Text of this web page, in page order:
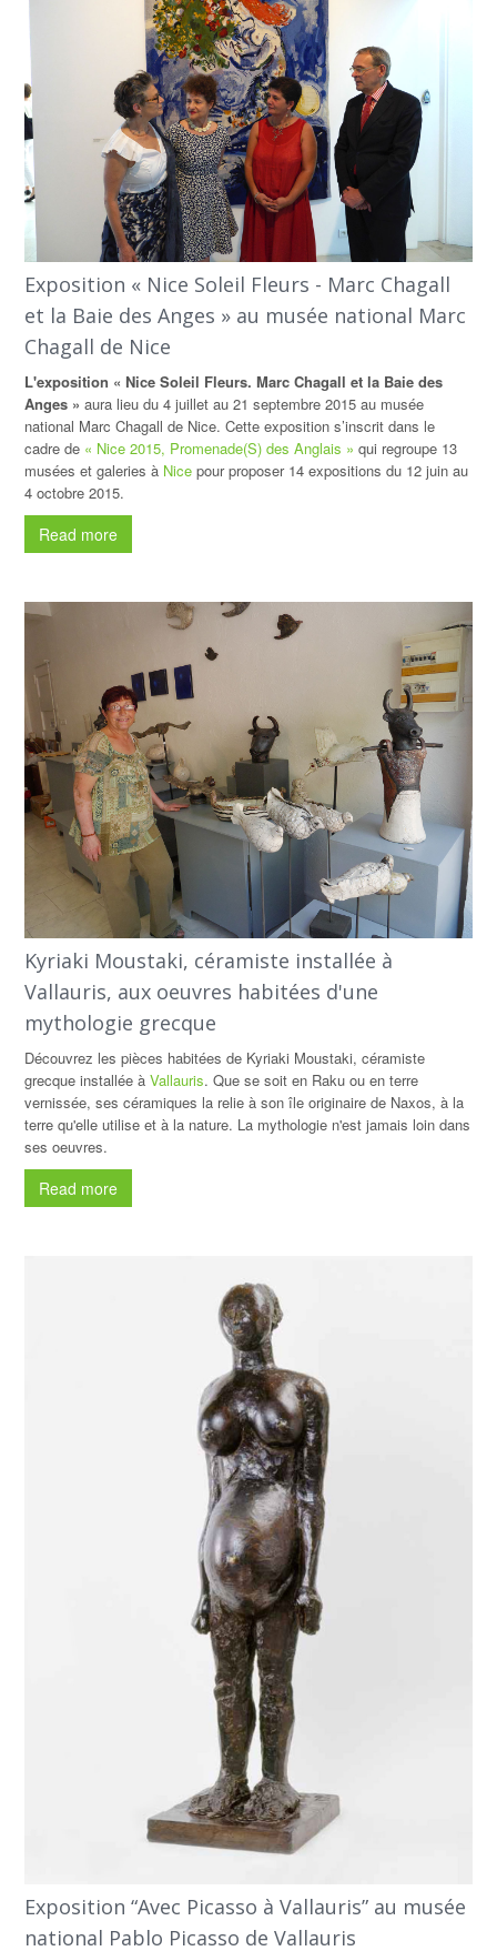
Exposition « Nice Soleil Fleurs - Marc Chagall
et la Baie des Anges » au musée national Marc
Chagall de Nice
L'exposition « Nice Soleil Fleurs. Marc Chagall et la Baie des
Anges » aura lieu du 4 juillet au 21 septembre 2015 au musée
national Marc Chagall de Nice. Cette exposition s’inscrit dans le
cadre de « Nice 2015, Promenade(S) des Anglais » qui regroupe 13
musées et galeries à Nice pour proposer 14 expositions du 12 juin au
4 octobre 2015.
Read more
Kyriaki Moustaki, céramiste installée à
Vallauris, aux oeuvres habitées d'une
mythologie grecque
Découvrez les pièces habitées de Kyriaki Moustaki, céramiste
grecque installée à Vallauris. Que se soit en Raku ou en terre
vernissée, ses céramiques la relie à son île originaire de Naxos, à la
terre qu'elle utilise et à la nature. La mythologie n'est jamais loin dans
ses oeuvres.
Read more
Exposition “Avec Picasso à Vallauris” au musée
national Pablo Picasso de Vallauris